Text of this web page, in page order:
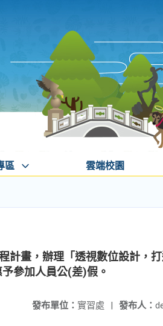
區 雲端校園
計畫，辦理「透視數位設計，
參加人員公(差)假。
發布人：
發布單位： 實習處 |